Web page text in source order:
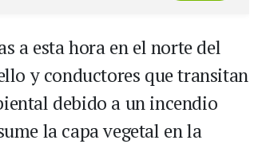
a esta hora en el norte del
y conductores que transitan
debido a un incendio
la capa vegetal en la